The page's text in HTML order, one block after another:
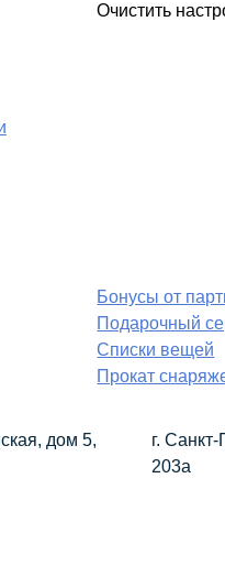
Очистить
Бонусы от
Подарочный
Списки вещей
Прокат
дом 5,
г.
203а